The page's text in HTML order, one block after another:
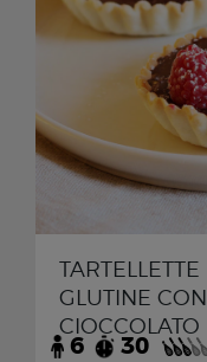
GLUTINE
CIOCCOLATO
6 30